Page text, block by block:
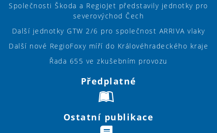
Společnosti Škoda a RegioJet představily jednotky pro
severovýchod Čech
Další jednotky GTW 2/6 pro společnost ARRIVA vlaky
Další nové RegioFoxy míří do Královéhradeckého kraje
Řada 655 ve zkušebním provozu
Předplatné
Ostatní publikace